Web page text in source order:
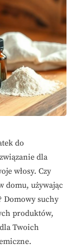
do
dla
włosy. Czy
domu, używając
Domowy suchy
produktów,
Twoich